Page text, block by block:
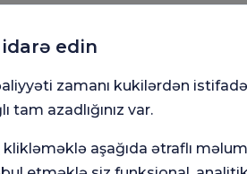
edin
zamanı kukilərdən
tam azadlığınız var.
klikləməklə aşağıda ətraflı